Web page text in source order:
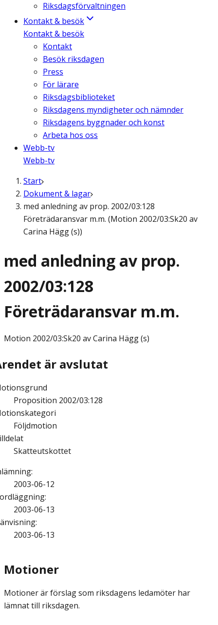
Riksdagsförvaltningen
Kontakt & besök
Kontakt & besök
Kontakt
Besök riksdagen
Press
För lärare
Riksdagsbiblioteket
Riksdagens myndigheter och nämnder
Riksdagens byggnader och konst
Arbeta hos oss
Webb-tv
Webb-tv
Start
Dokument & lagar
med anledning av prop. 2002/03:128
Företrädaransvar m.m. (Motion 2002/03:Sk20 av
Carina Hägg (s))
med anledning av prop.
2002/03:128
Företrädaransvar m.m.
Motion 2002/03:Sk20 av Carina Hägg (s)
är avslutat
Proposition 2002/03:128
Följdmotion
Skatteutskottet
:
2003-06-12
:
2003-06-13
:
2003-06-13
Motioner
Motioner är förslag som riksdagens ledamöter har
lämnat till riksdagen.